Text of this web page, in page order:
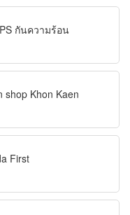
กันความร้อน
shop Khon Kaen
First